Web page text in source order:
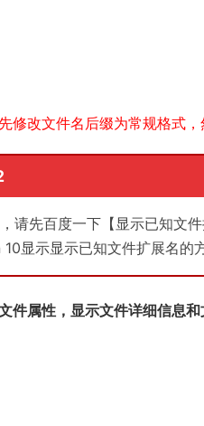
修改文件名后缀为常规格式，
请先百度一下【显示已知文
显示显示已知文件扩展名的
件属性，显示文件详细信息和